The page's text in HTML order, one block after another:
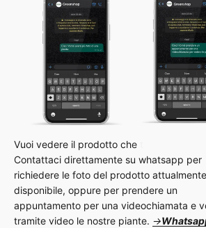
Contattaci direttamente su whatsapp per
richiedere le foto del prodotto attualmente
disponibile, oppure per prendere un
appuntamento per una videochiamata e
tramite video le nostre piante. →